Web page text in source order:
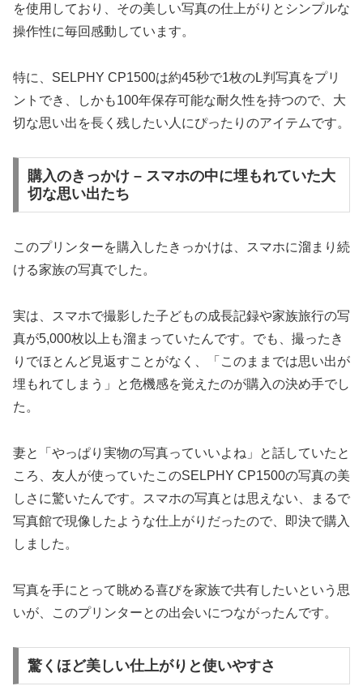
を使用しており、その美しい写真の仕上がりとシンプルな
操作性に毎回感動しています。
特に、SELPHY CP1500は約45秒で1枚のL判写真をプリ
ントでき、しかも100年保存可能な耐久性を持つので、大
切な思い出を長く残したい人にぴったりのアイテムです。
購入のきっかけ – スマホの中に埋もれていた大
切な思い出たち
このプリンターを購入したきっかけは、スマホに溜まり続
ける家族の写真でした。
実は、スマホで撮影した子どもの成長記録や家族旅行の写
真が5,000枚以上も溜まっていたんです。でも、撮ったき
りでほとんど見返すことがなく、「このままでは思い出が
埋もれてしまう」と危機感を覚えたのが購入の決め手でし
た。
妻と「やっぱり実物の写真っていいよね」と話していたと
ころ、友人が使っていたこのSELPHY CP1500の写真の美
しさに驚いたんです。スマホの写真とは思えない、まるで
写真館で現像したような仕上がりだったので、即決で購入
しました。
写真を手にとって眺める喜びを家族で共有したいという思
いが、このプリンターとの出会いにつながったんです。
驚くほど美しい仕上がりと使いやすさ